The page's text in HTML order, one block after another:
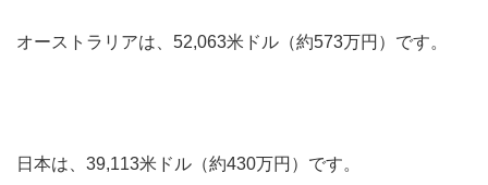
オーストラリアは、52,063米ドル（約573万円）です。
日本は、39,113米ドル（約430万円）です。